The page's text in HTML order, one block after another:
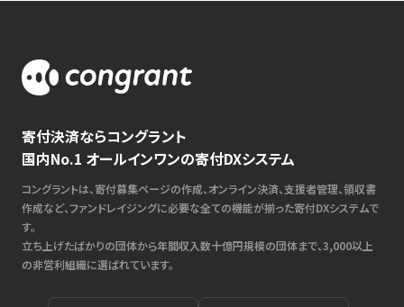
寄付決済ならコングラント
国内No.1 オールインワンの寄付DXシステム
コングラントは、寄付募集ページの作成、オンライン決済、支援者管理、領収書
作成など、ファンドレイジングに必要な全ての機能が揃った寄付DXシステムで
す。
立ち上げたばかりの団体から年間収入数十億円規模の団体まで、3,000以上
の非営利組織に選ばれています。